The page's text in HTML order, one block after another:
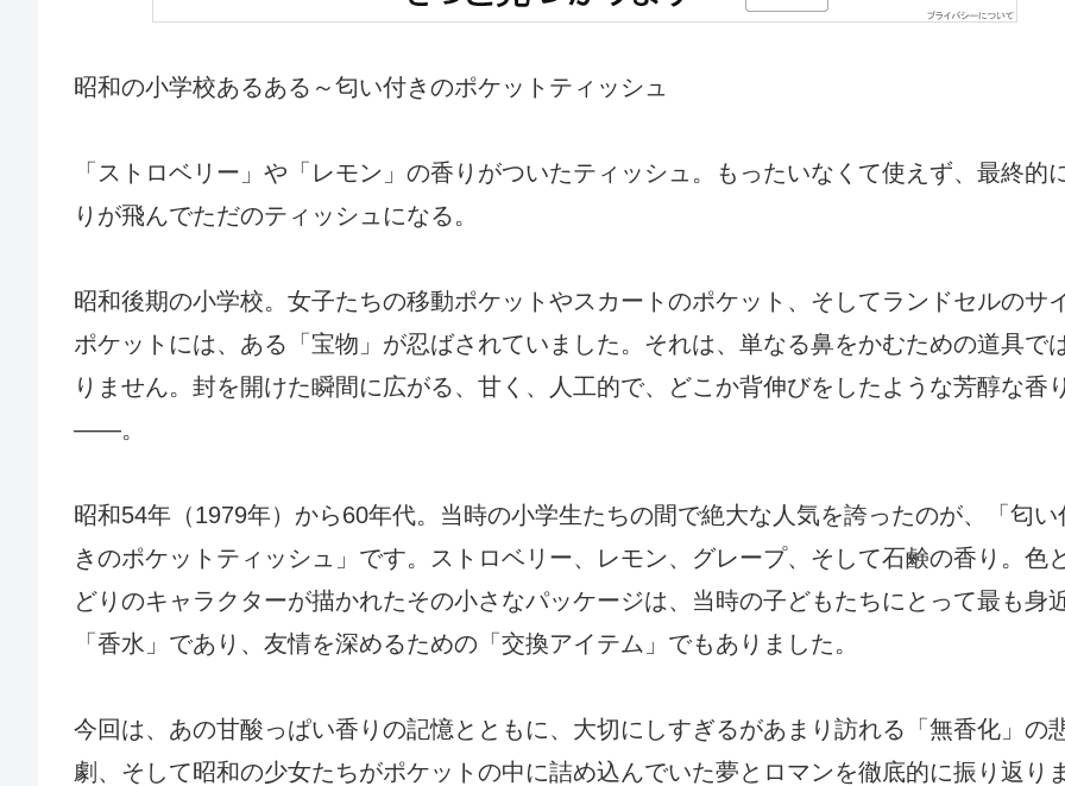
昭和の小学校あるある～匂い付きのポケットティッシュ
「ストロベリー」や「レモン」の香りがついたティッシュ。もったいなくて使えず、最終的
りが飛んでただのティッシュになる。
昭和後期の小学校。女子たちの移動ポケットやスカートのポケット、そしてランドセルのサ
ポケットには、ある「宝物」が忍ばされていました。それは、単なる鼻をかむための道具で
りません。封を開けた瞬間に広がる、甘く、人工的で、どこか背伸びをしたような芳醇な香
——。
昭和54年（1979年）から60年代。当時の小学生たちの間で絶大な人気を誇ったのが、「匂い
きのポケットティッシュ」です。ストロベリー、レモン、グレープ、そして石鹸の香り。色
どりのキャラクターが描かれたその小さなパッケージは、当時の子どもたちにとって最も身
「香水」であり、友情を深めるための「交換アイテム」でもありました。
今回は、あの甘酸っぱい香りの記憶とともに、大切にしすぎるがあまり訪れる「無香化」の
劇、そして昭和の少女たちがポケットの中に詰め込んでいた夢とロマンを徹底的に振り返り